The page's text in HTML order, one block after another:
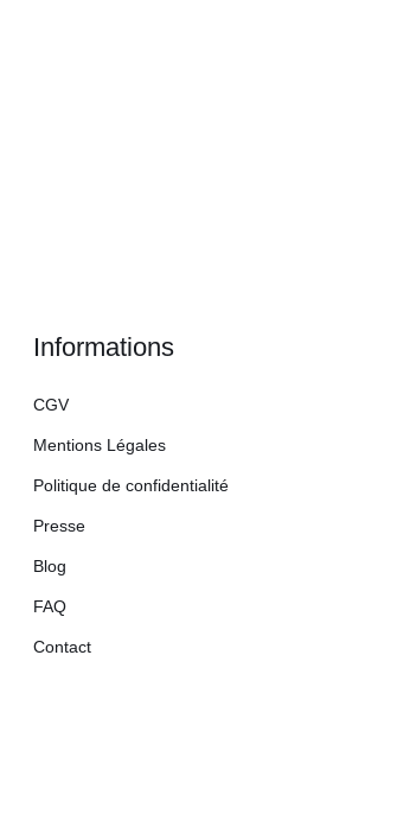
Informations
CGV
Mentions Légales
Politique de confidentialité
Presse
Blog
FAQ
Contact